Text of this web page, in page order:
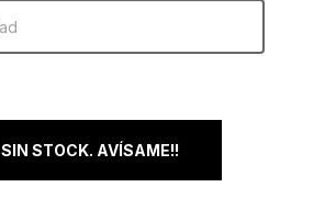
SIN STOCK. AVÍSAME!!